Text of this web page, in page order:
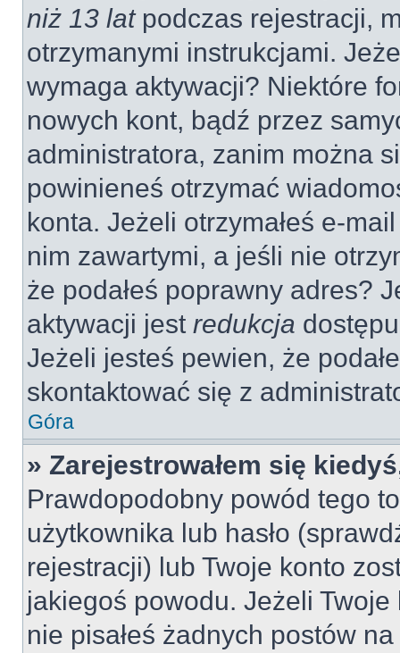
niż 13 latpodczas rejestracji,
otrzymanymi instrukcjami.
wymaga aktywacji? Niektóre
nowych kont, bądź przez
administratora, zanim można
powinieneś otrzymać
konta. Jeżeli otrzymałeś e-
nim zawartymi, a jeśli nie
że podałeś poprawny adres?
aktywacji jest redukcja
Jeżeli jesteś pewien, że
skontaktować się z
Góra
» Zarejestrowałem się
Prawdopodobny powód tego
użytkownika lub hasło
rejestracji) lub Twoje konto
jakiegoś powodu. Jeżeli
nie pisałeś żadnych postów